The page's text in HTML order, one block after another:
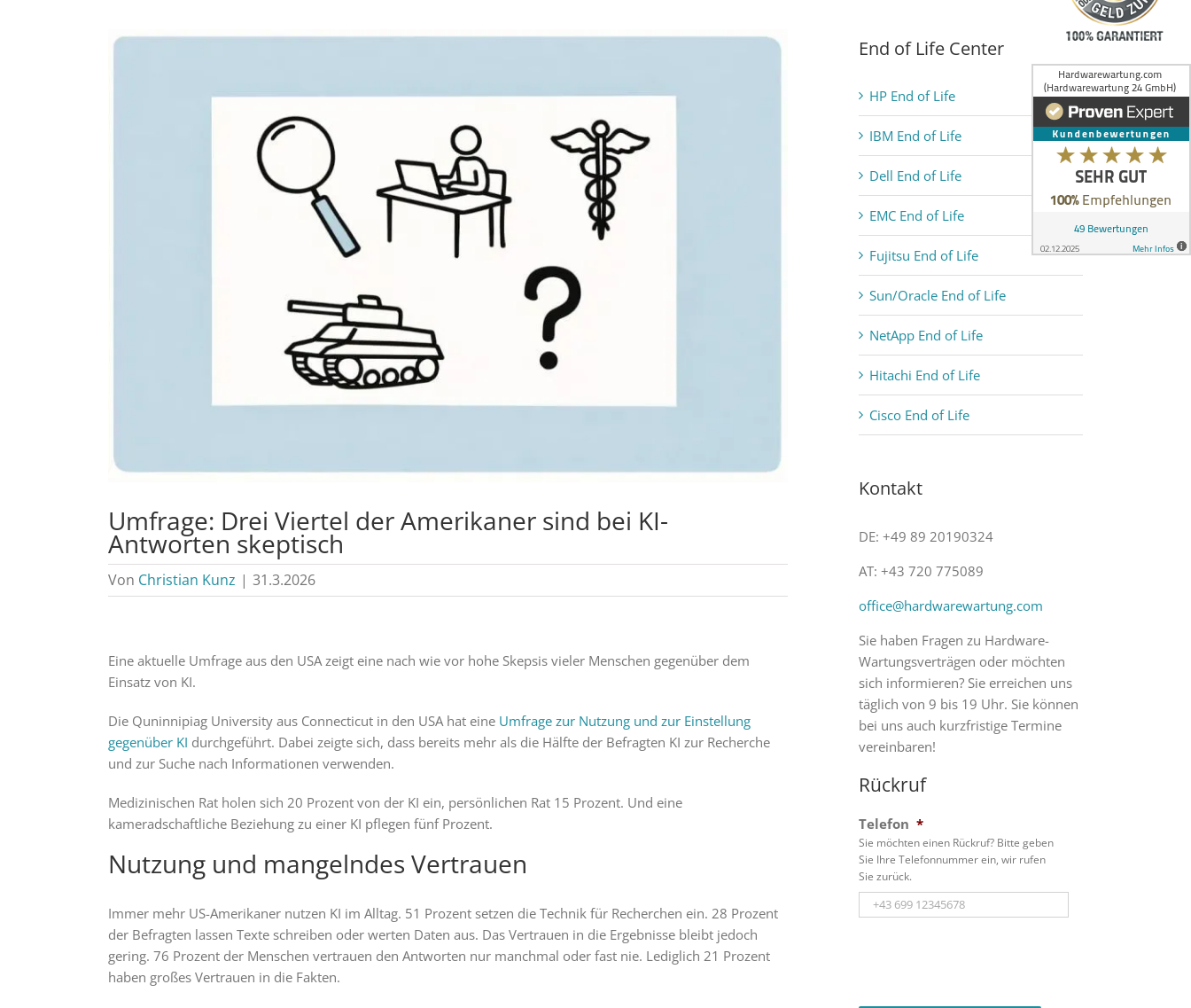
Umfrage: Drei Viertel der Amerikaner sind bei KI-
Antworten skeptisch
Von Christian Kunz | 31.3.2026
Eine aktuelle Umfrage aus den USA zeigt eine nach wie vor hohe Skepsis vieler Menschen gegenüber dem
Einsatz von KI.
Die Quninnipiag University aus Connecticut in den USA hat eine Umfrage zur Nutzung und zur Einstellung
gegenüber KI durchgeführt. Dabei zeigte sich, dass bereits mehr als die Hälfte der Befragten KI zur Recherche
und zur Suche nach Informationen verwenden.
Medizinischen Rat holen sich 20 Prozent von der KI ein, persönlichen Rat 15 Prozent. Und eine
kameradschaftliche Beziehung zu einer KI pflegen fünf Prozent.
Nutzung und mangelndes Vertrauen
Immer mehr US-Amerikaner nutzen KI im Alltag. 51 Prozent setzen die Technik für Recherchen ein. 28 Prozent
der Befragten lassen Texte schreiben oder werten Daten aus. Das Vertrauen in die Ergebnisse bleibt jedoch
gering. 76 Prozent der Menschen vertrauen den Antworten nur manchmal oder fast nie. Lediglich 21 Prozent
haben großes Vertrauen in die Fakten.
End of Life Center
HP End of Life
IBM End of Life
Dell End of Life
EMC End of Life
Fujitsu End of Life
Sun/Oracle End of Life
NetApp End of Life
Hitachi End of Life
Cisco End of Life
Kontakt
DE: +49 89 20190324
AT: +43 720 775089
office@hardwarewartung.com
Sie haben Fragen zu Hardware-
Wartungsverträgen oder möchten
sich informieren? Sie erreichen uns
täglich von 9 bis 19 Uhr. Sie können
bei uns auch kurzfristige Termine
vereinbaren!
Rückruf
Telefon *
Sie möchten einen Rückruf? Bitte geben
Sie Ihre Telefonnummer ein, wir rufen
Sie zurück.